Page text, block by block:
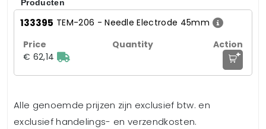
Producten
133395 TEM-206 - Needle Electrode 45mm
€ 62,14 +
Alle genoemde prijzen zijn exclusief btw. en
exclusief handelings- en verzendkosten.